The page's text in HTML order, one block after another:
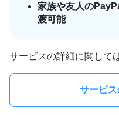
家族や友人の
渡可能
サービスの詳細に関して
サービ